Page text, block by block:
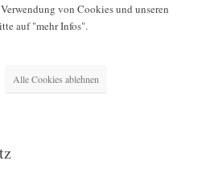
von Cookies und unseren
auf "mehr Infos".
Alle Cookies ablehnen